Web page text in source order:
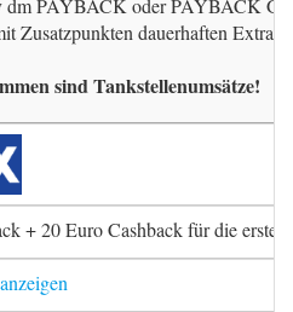
dm PAYBACK oder PAYBACK
Zusatzpunkten dauerhaften Extra-
sind Tankstellenumsätze!
+ 20 Euro Cashback für die erste